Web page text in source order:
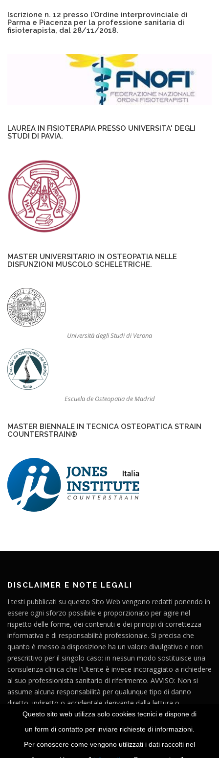
Iscrizione n. 12 presso l’Ordine interprovinciale di
Parma e Piacenza per la professione sanitaria di
fisioterapista, dal 28/11/2018.
LAUREA IN FISIOTERAPIA PRESSO UNIVERSITA' DEGLI
STUDI DI PAVIA.
MASTER UNIVERSITARIO IN OSTEOPATIA NELLE
DISFUNZIONI MUSCOLO SCHELETRICHE.
Università degli Studi di Verona
Escuela de Osteopatia de Madrid
MASTER BIENNALE IN TECNICA OSTEOPATICA STRAIN
COUNTERSTRAIN®
DISCLAIMER E NOTE LEGALI
I testi pubblicati su questo Sito Web vengono redatti ponendo in
essere ogni sforzo possibile e proporzionato per agire nel
rispetto delle forme, dei contenuti e dei principi di correttezza
informativa e di responsabilità professionale. Si precisa che
quanto è messo a disposizione ha un valore divulgativo e non
prescrittivo per il singolo caso: in nessun modo sostituisce una
consulenza clinica che l'Utente è invece incoraggiato a richiedere
al suo professionista sanitario di riferimento. AVVISO: Non si
assume alcuna responsabilità per qualunque tipo di danno
diretto, indiretto o accidentale derivante dalla lettura o
dall'impiego del materiale contenuto in questo Sito o in altri siti
raggiungibili a partire dai link presenti su questo Sito Web.
Questo sito web utilizza solo cookies tecnici e dispone di
un form di contatto per inviare richieste di informazioni.
Per conoscere come vengono utilizzati i dati raccolti nel